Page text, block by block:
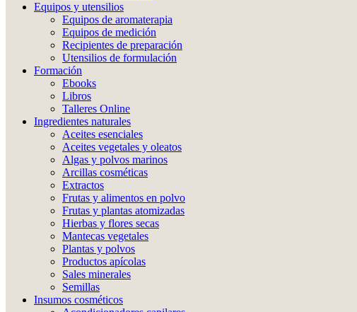
Equipos y utensilios
Equipos de aromaterapia
Equipos de medición
Recipientes de preparación
Utensilios de formulación
Formación
Ebooks
Libros
Talleres Online
Ingredientes naturales
Aceites esenciales
Aceites vegetales y oleatos
Algas y polvos marinos
Arcillas cosméticas
Extractos
Frutas y alimentos en polvo
Frutas y plantas atomizadas
Hierbas y flores secas
Mantecas vegetales
Plantas y polvos
Productos apícolas
Sales minerales
Semillas
Insumos cosméticos